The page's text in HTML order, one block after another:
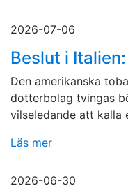
2026-07-06
Beslut i
Den amerikanska
dotterbolag tvingas
vilseledande att
Läs mer
2026-06-30